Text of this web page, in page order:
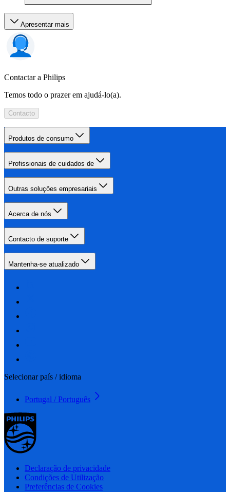
Apresentar mais
Contactar a Philips
Temos todo o prazer em ajudá-lo(a).
Contacto
Produtos de consumo
Profissionais de cuidados de
Outras soluções empresariais
Acerca de nós
Contacto de suporte
Mantenha-se atualizado
Selecionar país / idioma
Portugal / Português
Declaração de privacidade
Condições de Utilização
Preferências de Cookies